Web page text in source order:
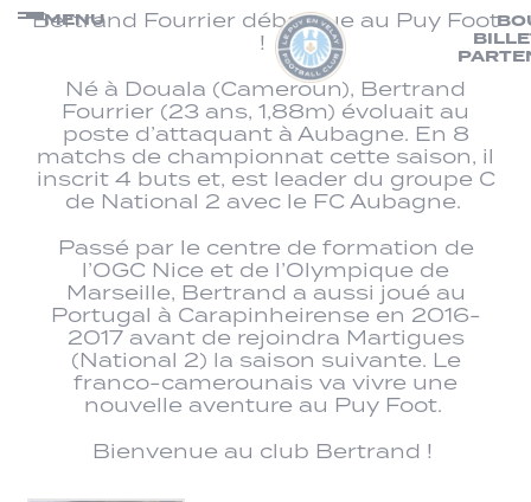
Passer
MENU
Bertrand Fourrier débarque au Puy Foot
!
Né à Douala (Cameroun), Bertrand
Fourrier (23 ans, 1,88m) évoluait au
poste d’attaquant à Aubagne. En 8
matchs de championnat cette saison, il
inscrit 4 buts et, est leader du groupe C
de National 2 avec le FC Aubagne.
Passé par le centre de formation de
l’OGC Nice et de l’Olympique de
Marseille, Bertrand a aussi joué au
Portugal à Carapinheirense en 2016-
2017 avant de rejoindra Martigues
(National 2) la saison suivante. Le
franco-camerounais va vivre une
nouvelle aventure au Puy Foot.
Bienvenue au club Bertrand !
Panneau de gestion des cookies